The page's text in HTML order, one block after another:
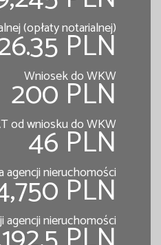
(opłaty notarialnej)
PLN
Wniosek do WKW
200 PLN
od wniosku do WKW
46 PLN
agencji nieruchomości
PLN
agencji nieruchomości